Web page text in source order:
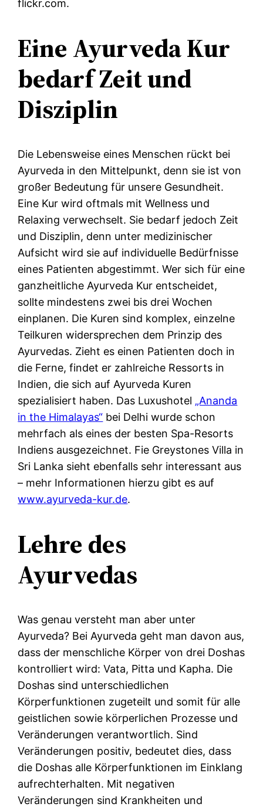
flickr.com.
Eine Ayurveda Kur
bedarf Zeit und
Disziplin
Die Lebensweise eines Menschen rückt bei
Ayurveda in den Mittelpunkt, denn sie ist von
großer Bedeutung für unsere Gesundheit.
Eine Kur wird oftmals mit Wellness und
Relaxing verwechselt. Sie bedarf jedoch Zeit
und Disziplin, denn unter medizinischer
Aufsicht wird sie auf individuelle Bedürfnisse
eines Patienten abgestimmt. Wer sich für eine
ganzheitliche Ayurveda Kur entscheidet,
sollte mindestens zwei bis drei Wochen
einplanen. Die Kuren sind komplex, einzelne
Teilkuren widersprechen dem Prinzip des
Ayurvedas. Zieht es einen Patienten doch in
die Ferne, findet er zahlreiche Ressorts in
Indien, die sich auf Ayurveda Kuren
spezialisiert haben. Das Luxushotel „Ananda
in the Himalayas“ bei Delhi wurde schon
mehrfach als eines der besten Spa-Resorts
Indiens ausgezeichnet. Fie Greystones Villa in
Sri Lanka sieht ebenfalls sehr interessant aus
– mehr Informationen hierzu gibt es auf
www.ayurveda-kur.de.
Lehre des
Ayurvedas
Was genau versteht man aber unter
Ayurveda? Bei Ayurveda geht man davon aus,
dass der menschliche Körper von drei Doshas
kontrolliert wird: Vata, Pitta und Kapha. Die
Doshas sind unterschiedlichen
Körperfunktionen zugeteilt und somit für alle
geistlichen sowie körperlichen Prozesse und
Veränderungen verantwortlich. Sind
Veränderungen positiv, bedeutet dies, dass
die Doshas alle Körperfunktionen im Einklang
aufrechterhalten. Mit negativen
Veränderungen sind Krankheiten und